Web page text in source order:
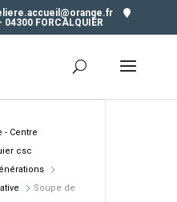
FORCALQUIER
- Centre
csc
Soupe de